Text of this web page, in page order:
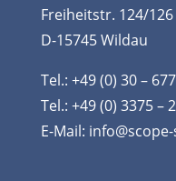
Freiheitstr. 124/126
D-15745 Wildau
Tel.: +49 (0) 30 –
Tel.: +49 (0) 3375 –
E-Mail: